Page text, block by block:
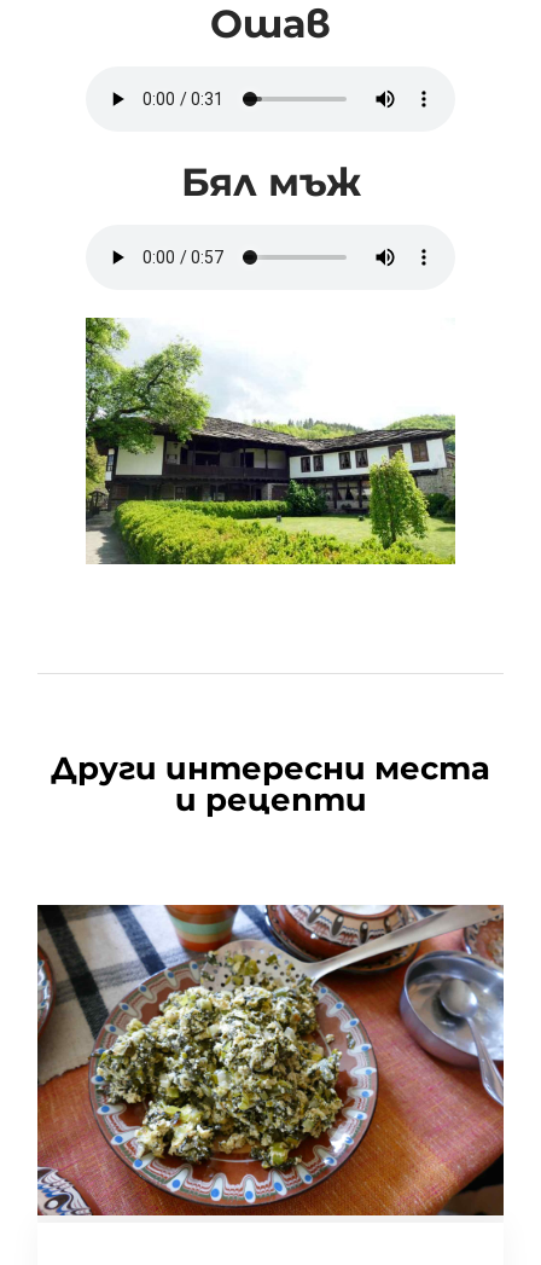
Ошав
Бял мъж
Други интересни места
и рецепти